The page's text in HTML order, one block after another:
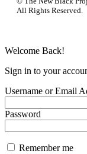
All Rights Reserved.
Welcome Back!
Sign in to your
Username or Email
Password
Remember me